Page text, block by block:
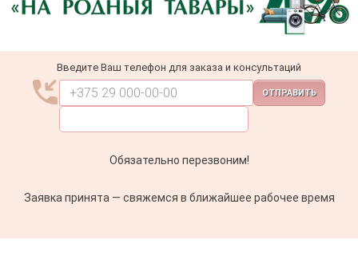
Введите Ваш телефон для заказа и консультаций
ОТПРАВИТЬ
Обязательно перезвоним!
Заявка принята — свяжемся в ближайшее рабочее время